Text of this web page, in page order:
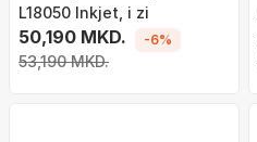
L18050 Inkjet, i zi
50,190 MKD.
53,190 MKD.
-6%